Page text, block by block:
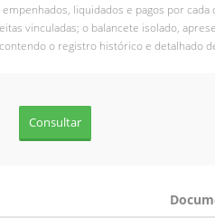
liquidados e pagos por cada
vinculadas; o balancete isolado,
o registro histórico e detalhado